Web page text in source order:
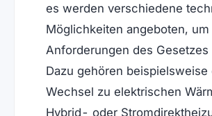
es werden verschiedene
Möglichkeiten angeboten, um
Anforderungen des
Dazu gehören beispielsweise
Wechsel zu elektrischen
Hybrid- oder